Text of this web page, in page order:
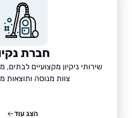
חברת נקיון
שירותי ניקיון מקצועיים לבתים, משרדים
צוות מנוסה ותוצאות מושלמות.